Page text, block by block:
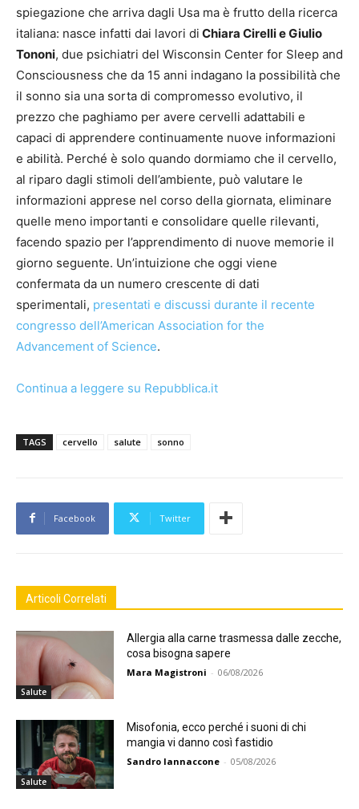
spiegazione che arriva dagli Usa ma è frutto della ricerca
italiana: nasce infatti dai lavori di Chiara Cirelli e Giulio
Tononi, due psichiatri del Wisconsin Center for Sleep and
Consciousness che da 15 anni indagano la possibilità che
il sonno sia una sorta di compromesso evolutivo, il
prezzo che paghiamo per avere cervelli adattabili e
capaci di apprendere continuamente nuove informazioni
e abilità. Perché è solo quando dormiamo che il cervello,
al riparo dagli stimoli dell’ambiente, può valutare le
informazioni apprese nel corso della giornata, eliminare
quelle meno importanti e consolidare quelle rilevanti,
facendo spazio per l’apprendimento di nuove memorie il
giorno seguente. Un’intuizione che oggi viene
confermata da un numero crescente di dati
sperimentali, presentati e discussi durante il recente
congresso dell’American Association for the
Advancement of Science.
Continua a leggere su Repubblica.it
TAGS cervello salute sonno
Facebook Twitter
Articoli Correlati
Salute
Allergia alla carne trasmessa dalle zecche,
cosa bisogna sapere
Mara Magistroni - 06/08/2026
Salute
Misofonia, ecco perché i suoni di chi
mangia vi danno così fastidio
Sandro Iannaccone - 05/08/2026